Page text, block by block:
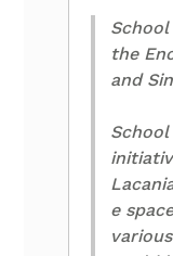
the
and
e